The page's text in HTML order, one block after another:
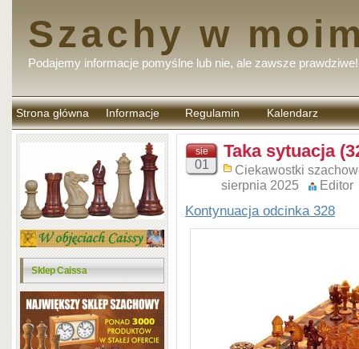
Szachy w
Podajemy informacje pomyślne lub nie, ale zawsze prawdziwe!
Strona główna Informacje Regulamin
komentarzy
Kalendarz
Sklep Caissa
sie
01
Taka sytuacja
Ciekawostki
sierpnia 2025
Editor
Kontynuacja odcinka 328